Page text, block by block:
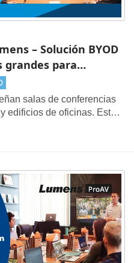
– Solución BYOD
grandes para
salas de conferencias
edificios de oficinas. Estos
discusiones entre